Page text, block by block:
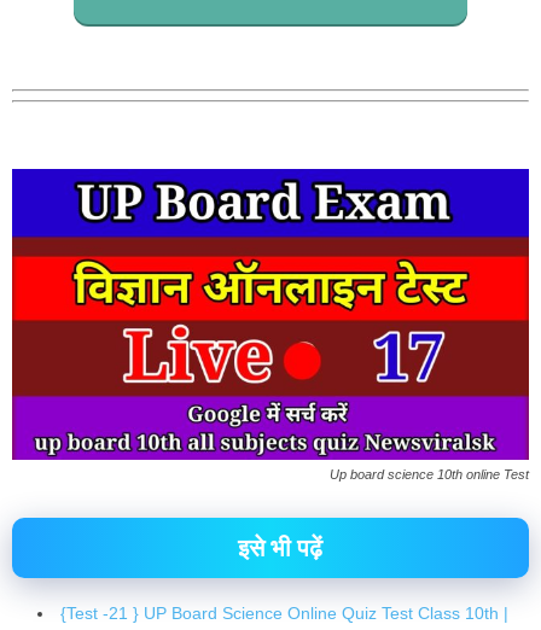
Up board science 10th online Test
इसे भी पढ़ें
{Test -21 } UP Board Science Online Quiz Test Class 10th |